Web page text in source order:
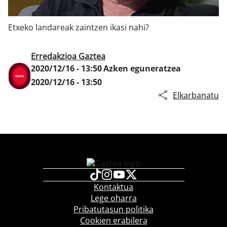
Etxeko landareak zaintzen ikasi nahi?
Erredakzioa Gaztea
2020/12/16 - 13:50Azken eguneratzea
2020/12/16 - 13:50
Elkarbanatu
Kontaktua
Lege oharra
Pribatutasun politika
Cookien erabilera